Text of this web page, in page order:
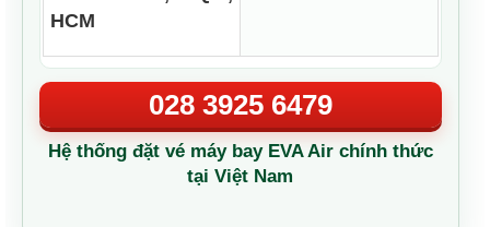
HCM
028 3925 6479
Hệ thống đặt vé máy bay EVA Air chính thức
tại Việt Nam